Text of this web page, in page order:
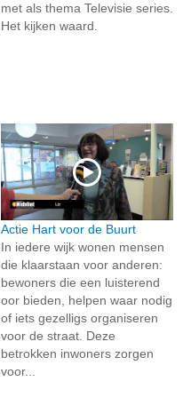
met als thema Televisie series.
Het kijken waard.
Actie Hart voor de Buurt
In iedere wijk wonen mensen
die klaarstaan voor anderen:
bewoners die een luisterend
oor bieden, helpen waar nodig
of iets gezelligs organiseren
voor de straat. Deze
betrokken inwoners zorgen
voor...